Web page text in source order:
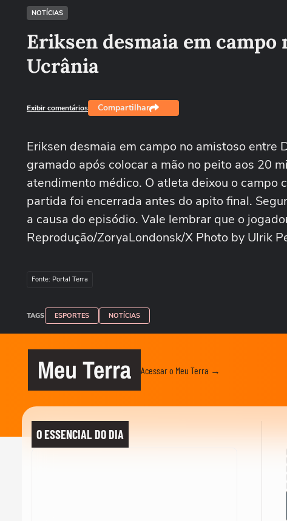
NOTÍCIAS
Eriksen desmaia em
Ucrânia
Exibir comentários Compartilhar
Eriksen desmaia em campo no amistoso entre
gramado após colocar a mão no peito aos 20
atendimento médico. O atleta deixou o campo
partida foi encerrada antes do apito final.
a causa do episódio. Vale lembrar que o
Reprodução/ZoryaLondonsk/X Photo by Ulrik
Fonte: Portal Terra
TAGS ESPORTES NOTÍCIAS
Meu Terra Acessar o Meu Terra →
O ESSENCIAL DO DIA